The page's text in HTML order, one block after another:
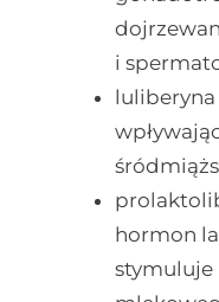
i
hormon
stymuluje